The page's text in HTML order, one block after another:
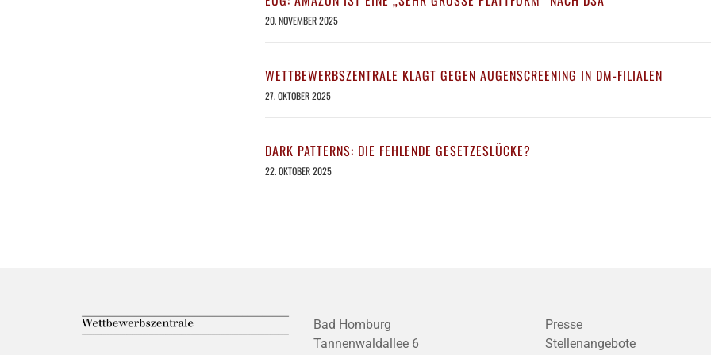
20. NOVEMBER 2025
WETTBEWERBSZENTRALE KLAGT GEGEN AUGENSCREENING IN DM-FILIALEN
27. OKTOBER 2025
DARK PATTERNS: DIE FEHLENDE GESETZESLÜCKE?
22. OKTOBER 2025
Bad Homburg
Tannenwaldallee 6
Presse
Stellenangebote